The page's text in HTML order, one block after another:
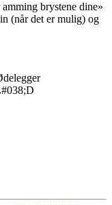
brystene dine»
(når det er mulig) og